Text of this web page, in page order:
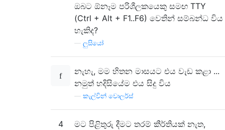
ඔබට ඕනෑම පරිශීලකයෙකු සමඟ TTY
(Ctrl + Alt + F1..F6) වෙතින් සම්බන්ධ විය
හැකිද?
ලුසියෝ
නැහැ, මම හිතන මාසයට එය වැඩ කළා ...
නමුත් හදිසියේම එය සිදු විය
කැල්වින් වොලර්ස්
4
මට පිළිතුරු දීමට තරම් කීර්තියක් නැත,